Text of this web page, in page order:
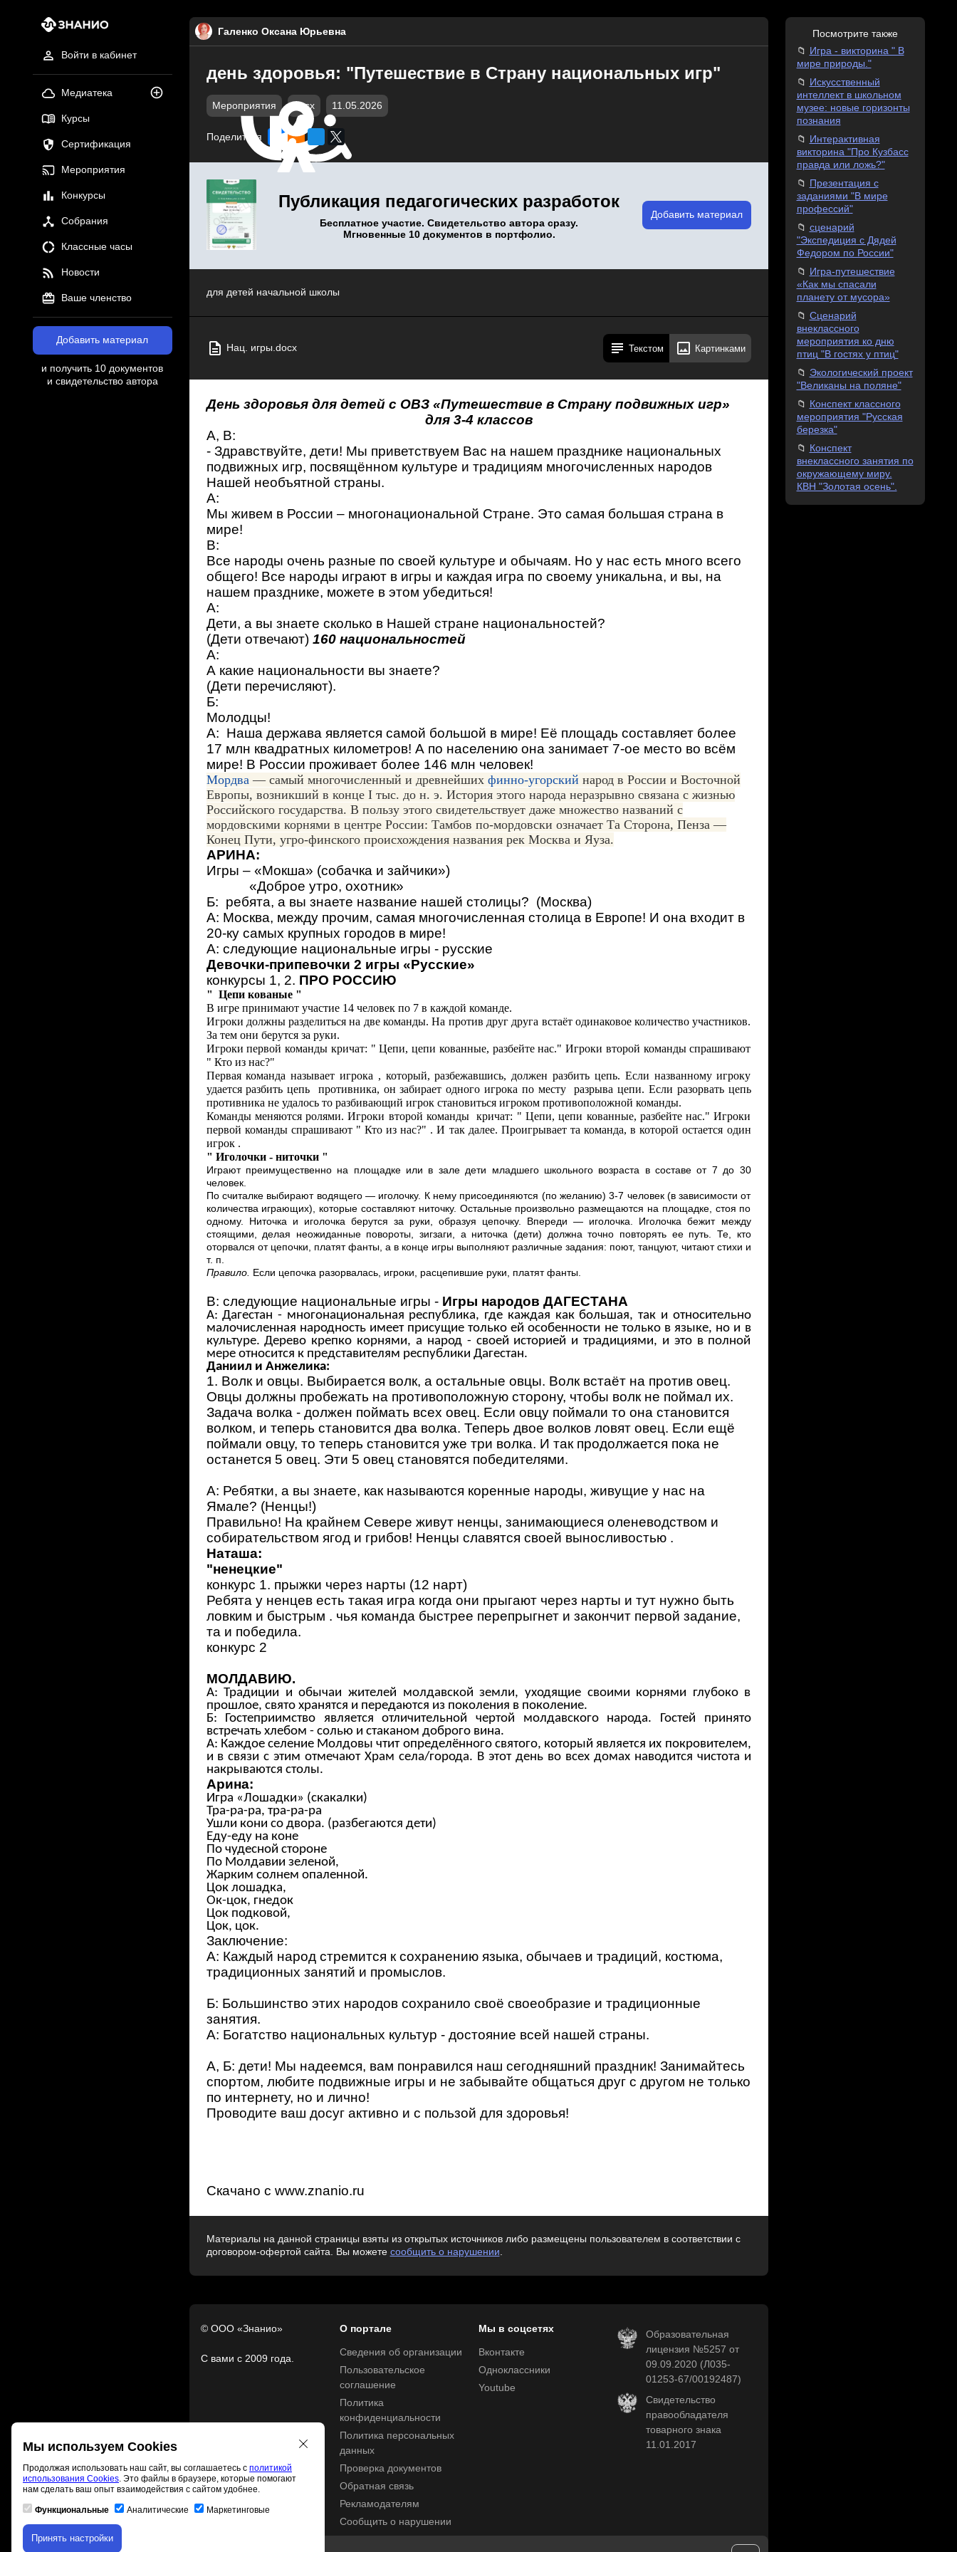
Войти в кабинет
Медиатека
Курсы
Сертификация
Мероприятия
Конкурсы
Собрания
Классные часы
Новости
Ваше членство
Добавить материал
и получить 10 документов
и свидетельство автора
Галенко Оксана Юрьевна
день здоровья: "Путешествие в Страну национальных игр"
Мероприятия docx 11.05.2026
Поделиться
Публикация педагогических разработок
Бесплатное участие. Свидетельство автора сразу.
Мгновенные 10 документов в портфолио.
Добавить материал
для детей начальной школы
Нац. игры.docx Текстом Картинками
День здоровья для детей с ОВЗ «Путешествие в Страну подвижных игр»
для 3-4 классов
А, В:
- Здравствуйте, дети! Мы приветствуем Вас на нашем празднике национальных
подвижных игр, посвящённом культуре и традициям многочисленных народов
Нашей необъятной страны.
А:
Мы живем в России – многонациональной Стране. Это самая большая страна в
мире!
В:
Все народы очень разные по своей культуре и обычаям. Но у нас есть много всего
общего! Все народы играют в игры и каждая игра по своему уникальна, и вы, на
нашем празднике, можете в этом убедиться!
А:
Дети, а вы знаете сколько в Нашей стране национальностей?
(Дети отвечают) 160 национальностей
А:
А какие национальности вы знаете?
(Дети перечисляют).
Б:
Молодцы!
А: Наша держава является самой большой в мире! Её площадь составляет более
17 млн квадратных километров! А по населению она занимает 7-ое место во всём
мире! В России проживает более 146 млн человек!
Мордва— самый многочисленный и древнейших финно-угорский народ в России и Восточной
Европы, возникший в конце I тыс. до н. э. История этого народа неразрывно связана с жизнью
Российского государства. В пользу этого свидетельствует даже множество названий с
мордовскими корнями в центре России: Тамбов по-мордовски означает Та Сторона, Пенза —
Конец Пути, угро-финского происхождения названия рек Москва и Яуза.
АРИНА:
Игры – «Мокша» (собачка и зайчики»)
«Доброе утро, охотник»
Б: ребята, а вы знаете название нашей столицы? (Москва)
А: Москва, между прочим, самая многочисленная столица в Европе! И она входит в
20-ку самых крупных городов в мире!
А: следующие национальные игры - русские
Девочки-припевочки 2 игры «Русские»
конкурсы 1, 2. ПРО РОССИЮ
" Цепи кованые "
В игре принимают участие 14 человек по 7 в каждой команде.
Игроки должны разделиться на две команды. На против друг друга встаёт одинаковое количество участников.
За тем они берутся за руки.
Игроки первой команды кричат: " Цепи, цепи кованные, разбейте нас." Игроки второй команды спрашивают
" Кто из нас?"
Первая команда называет игрока , который, разбежавшись, должен разбить цепь. Если названному игроку
удается разбить цепь противника, он забирает одного игрока по месту разрыва цепи. Если разорвать цепь
противника не удалось то разбивающий игрок становиться игроком противоположной команды.
Команды меняются ролями. Игроки второй команды кричат: " Цепи, цепи кованные, разбейте нас." Игроки
первой команды спрашивают " Кто из нас?" . И так далее. Проигрывает та команда, в которой остается один
игрок .
" Иголочки - ниточки "
Играют преимущественно на площадке или в зале дети младшего школьного возраста в составе от 7 до 30
человек.
По считалке выбирают водящего — иголочку. К нему присоединя­ются (по желанию) 3-7 человек (в зависимости от
количества играющих), которые составляют ниточку. Остальные произвольно раз­мещаются на площадке, стоя по
одному. Ниточка и иголочка берутся за руки, образуя цепочку. Впереди — иголочка. Иголочка бежит между
стоящими, делая неожиданные повороты, зигзаги, а ниточка (дети) должна точно повторять ее путь. Те, кто
оторвался от цепочки, платят фанты, а в конце игры выполняют различные задания: поют, танцуют, читают стихи и
т. п.
Правило. Если цепочка разорвалась, игроки, расцепившие руки, платят фанты.
В: следующие национальные игры - Игры народов ДАГЕСТАНА
А: Дагестан - многонациональная республика, где каждая как большая, так и относительно
малочисленная народность имеет присущие только ей особенности не только в языке, но и в
культуре. Дерево крепко корнями, а народ - своей историей и традициями, и это в полной
мере относится к представителям республики Дагестан.
Даниил и Анжелика:
1. Волк и овцы. Выбирается волк, а остальные овцы. Волк встаёт на против овец.
Овцы должны пробежать на противоположную сторону, чтобы волк не поймал их.
Задача волка - должен поймать всех овец. Если овцу поймали то она становится
волком, и теперь становится два волка. Теперь двое волков ловят овец. Если ещё
поймали овцу, то теперь становится уже три волка. И так продолжается пока не
останется 5 овец. Эти 5 овец становятся победителями.
А: Ребятки, а вы знаете, как называются коренные народы, живущие у нас на
Ямале? (Ненцы!)
Правильно! На крайнем Севере живут ненцы, занимающиеся оленеводством и
собирательством ягод и грибов! Ненцы славятся своей выносливостью .
Наташа:
"ненецкие"
конкурс 1. прыжки через нарты (12 нарт)
Ребята у ненцев есть такая игра когда они прыгают через нарты и тут нужно быть
ловким и быстрым . чья команда быстрее перепрыгнет и закончит первой задание,
та и победила.
конкурс 2
МОЛДАВИЮ.
А: Традиции и обычаи жителей молдавской земли, уходящие своими корнями глубоко в
прошлое, свято хранятся и передаются из поколения в поколение.
Б: Гостеприимство является отличительной чертой молдавского народа. Гостей принято
встречать хлебом - солью и стаканом доброго вина.
А: Каждое селение Молдовы чтит определённого святого, который является их покровителем,
и в связи с этим отмечают Храм села/города. В этот день во всех домах наводится чистота и
накрываются столы.
Арина:
Игра «Лошадки» (скакалки)
Тра-ра-ра, тра-ра-ра
Ушли кони со двора. (разбегаются дети)
Еду-еду на коне
По чудесной стороне
По Молдавии зеленой,
Жарким солнем опаленной.
Цок лошадка,
Ок-цок, гнедок
Цок подковой,
Цок, цок.
Заключение:
А: Каждый народ стремится к сохранению языка, обычаев и традиций, костюма,
традиционных занятий и промыслов.
Б: Большинство этих народов сохранило своё своеобразие и традиционные
занятия.
А: Богатство национальных культур - достояние всей нашей страны.
А, Б: дети! Мы надеемся, вам понравился наш сегодняшний праздник! Занимайтесь
спортом, любите подвижные игры и не забывайте общаться друг с другом не только
по интернету, но и лично!
Проводите ваш досуг активно и с пользой для здоровья!
Скачано с www.znanio.ru
Материалы на данной страницы взяты из открытых источников либо размещены пользователем в соответствии с
договором-офертой сайта. Вы можете сообщить о нарушении.
© ООО «Знанио»
С вами с 2009 года.
О портале
Сведения об организации
Пользовательское
соглашение
Политика
конфиденциальности
Политика персональных
данных
Проверка документов
Обратная связь
Рекламодателям
Сообщить о нарушении
Мы в соцсетях
Вконтакте
Одноклассники
Youtube
Образовательная
лицензия №5257 от
09.09.2020 (Л035-
01253-67/00192487)
Свидетельство
правообладателя
товарного знака
11.01.2017
Посмотрите также
Игра - викторина " В
мире природы."
Искусственный
интеллект в школьном
музее: новые горизонты
познания
Интерактивная
викторина "Про Кузбасс
правда или ложь?"
Презентация с
заданиями "В мире
профессий"
сценарий
"Экспедиция с Дядей
Федором по России"
Игра-путешествие
«Как мы спасали
планету от мусора»
Сценарий
внеклассного
мероприятия ко дню
птиц "В гостях у птиц"
Экологический проект
"Великаны на поляне"
Конспект классного
мероприятия "Русская
березка"
Конспект
внеклассного занятия по
окружающему миру.
КВН "Золотая осень".
Мы используем Cookies
Продолжая использовать наш сайт, вы соглашаетесь с политикой
использования Cookies. Это файлы в браузере, которые помогают
нам сделать ваш опыт взаимодействия с сайтом удобнее.
Функциональные Аналитические Маркетинговые
Принять настройки